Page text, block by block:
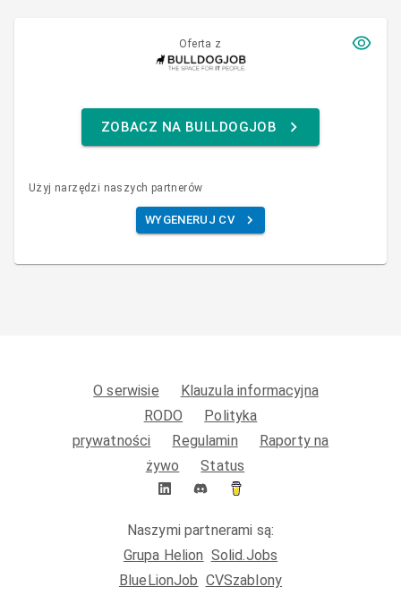
Oferta z
ZOBACZ NA BULLDOGJOB
Użyj narzędzi naszych partnerów
WYGENERUJ CV
O serwisie
Klauzula informacyjna
RODO
Polityka
prywatności
Regulamin
Raporty na
żywo
Status
Naszymi partnerami są:
Grupa Helion Solid.Jobs
BlueLionJob CVSzablony